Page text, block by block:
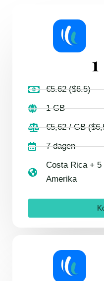
€5.62 ($6.5)
1 GB
€5,62 / GB
7 dagen
Costa Rica + 5
Amerika